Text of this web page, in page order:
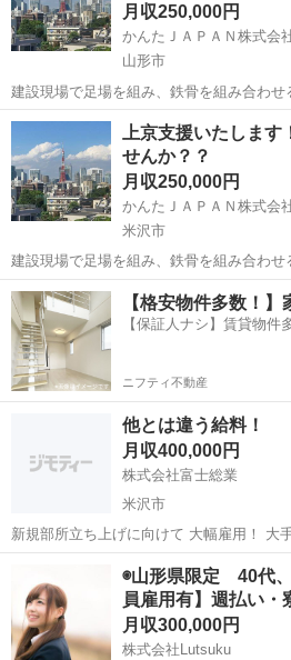
月収250,000円
かんたＪＡＰＡＮ株式会
山形市
建設現場で足場を組み、鉄骨を組み合わせる
がなくても頑張れば技術も身に付きます
た金額をもらうことができます！ 最初は誰しもが未経験のことだらけ
だと思いま...
山形 山形市 鳶職
上京支援いたしま
せんか？？
月収250,000円
かんたＪＡＰＡＮ株式会
米沢市
建設現場で足場を組み、鉄骨を組み合わせる
がなくても頑張れば技術も身に付きます
た金額をもらうことができます！ 最初は誰しもが未経験のことだらけ
だと思いま...
山形 米沢市 鳶職
【格安物件多数！
【保証人ナシ】賃貸物件
ニフティ不動産
他とは違う給料！
月収400,000円
株式会社富士総業
米沢市
新規部所立ち上げに向けて 大幅雇用！ 大手ゼネコン現場作業！ 作業
場所。都内。都内にて寮完備 給料手取り金額 未経験者手取り、土工
260000経験者要相談 内装解体工
途交...
鳶職 重量鳶
◉山形県限定 40代
員雇用有】週払い
月収300,000円
株式会社Lutsuku